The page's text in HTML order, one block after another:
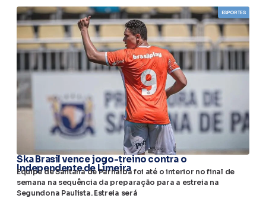
ESPORTES
Ska Brasil vence jogo-treino contra o
Independente de Limeira
Equipe de Santana de Parnaíba foi até o interior no final de
semana na sequência da preparação para a estreia na
Segundona Paulista. Estreia será